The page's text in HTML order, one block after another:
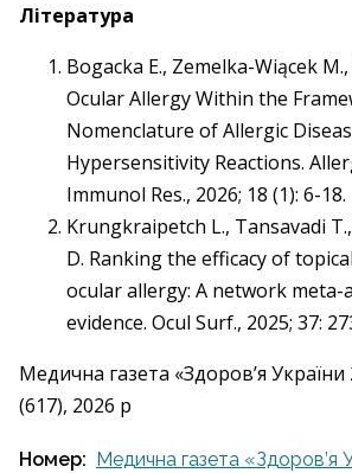
Література
Bogacka E., Zemelka-Wiącek
Ocular Allergy Within the
Nomenclature of Allergic
Hypersensitivity Reactions.
Immunol Res., 2026; 18 (1): 6-18.
Krungkraipetch L., Tansavadi
D. Ranking the efficacy of
ocular allergy: A network
evidence. Ocul Surf., 2025; 37:
Медична газета «Здоров’я України
(617), 2026 р
Номер:
Медична газета «Здоров’я